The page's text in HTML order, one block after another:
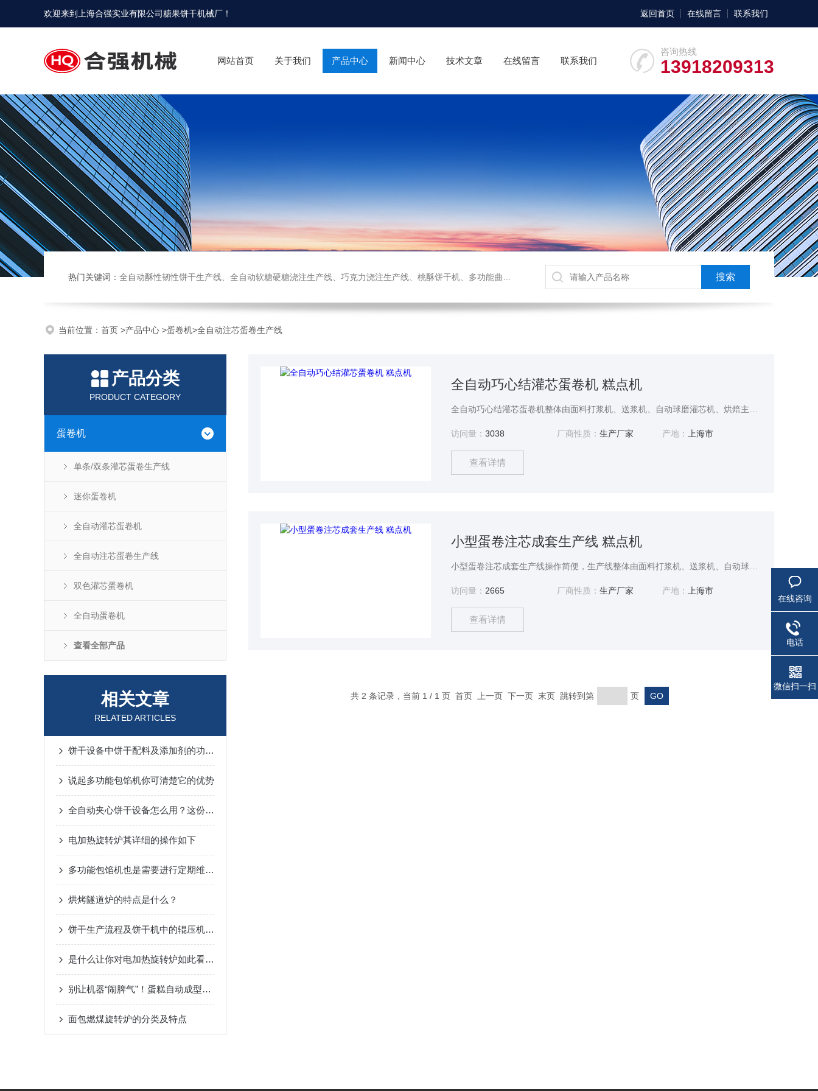
欢迎来到 上海合强实业有限公司糖果饼干机械厂 ！ 返回首页 在线留言 联系我们
咨询热线
13918209313
网站首页 关于我们 产品中心 新闻中心 技术文章 在线留言 联系我们
热门关键词： 全自动酥性韧性饼干生产线、全自动软糖硬糖浇注生产线、巧克力浇注生产线、桃酥饼干机、多功能曲奇机、热风旋转炉、蛋糕成型机、全自动蛋卷生产线、月饼生产线、压缩饼干机、小型糖果浇注机、威化机、隧道链条炉、钢带烤炉等食品机械，欢迎您咨询选购！
当前位置： 首页 >产品中心 >蛋卷机>全自动注芯蛋卷生产线
产品分类
PRODUCT CATEGORY
蛋卷机
单条/双条灌芯蛋卷生产线
迷你蛋卷机
全自动灌芯蛋卷机
全自动注芯蛋卷生产线
双色灌芯蛋卷机
全自动蛋卷机
查看全部产品
相关文章
RELATED ARTICLES
饼干设备中饼干配料及添加剂的功能特点
说起多功能包馅机你可清楚它的优势
全自动夹心饼干设备怎么用？这份操作指南一步到位
电加热旋转炉其详细的操作如下
多功能包馅机也是需要进行定期维护的
烘烤隧道炉的特点是什么？
饼干生产流程及饼干机中的辊压机械的作用
是什么让你对电加热旋转炉如此看好的
别让机器“闹脾气”！蛋糕自动成型机的维护要点全拆解
面包燃煤旋转炉的分类及特点
全自动巧心结灌芯蛋卷机 糕点机
访问量：3038 厂商性质： 生产厂家 产地： 上海市
查看详情
小型蛋卷注芯成套生产线 糕点机
访问量： 2665 厂商性质： 生产厂家 产地： 上海市
查看详情
共 2 条记录，当前 1 / 1 页 首页 上一页 下一页 末页 跳转到第 页
在线咨询
电话
微信扫一扫